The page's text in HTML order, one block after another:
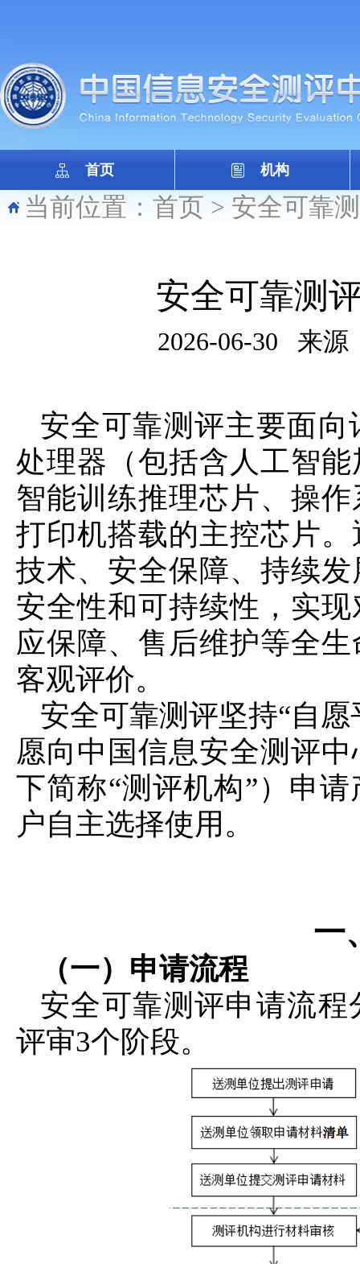
首页 机构
当前位置： 首页 > 安全可靠
安全可靠测
2026-06-30 来源
安全可靠测评主要面
处理器（包括含人工智
智能训练推理芯片、操
打印机搭载的主控芯片
技术、安全保障、持续
安全性和可持续性，实
应保障、售后维护等全
客观评价。
安全可靠测评坚持“自
愿向中国信息安全测评
下简称“测评机构”）申
户自主选择使用。
一
（一）申请流程
安全可靠测评申请流
评审3个阶段。